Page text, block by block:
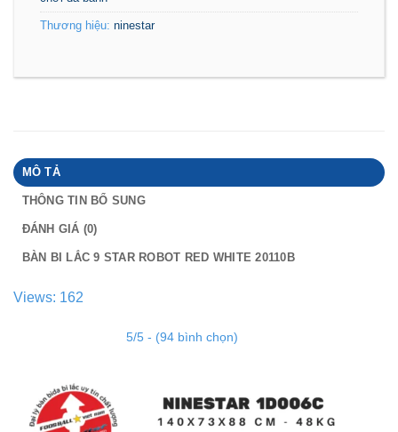
Thương hiệu: ninestar
MÔ TẢ
THÔNG TIN BỔ SUNG
ĐÁNH GIÁ (0)
BÀN BI LẮC 9 STAR ROBOT RED WHITE 20110B
Views: 162
5/5 - (94 bình chọn)